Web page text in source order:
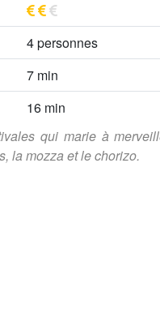
4 personnes
7 min
16 min
qui marie à
la mozza et le chorizo.